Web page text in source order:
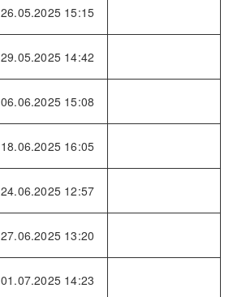
26.05.2025 15:15
29.05.2025 14:42
06.06.2025 15:08
18.06.2025 16:05
24.06.2025 12:57
27.06.2025 13:20
01.07.2025 14:23